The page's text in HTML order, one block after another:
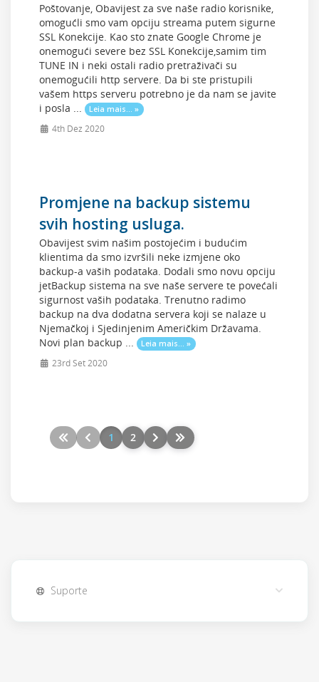
Poštovanje, Obavijest za sve naše radio korisnike,
omogućli smo vam opciju streama putem sigurne
SSL Konekcije. Kao sto znate Google Chrome je
onemogući severe bez SSL Konekcije,samim tim
TUNE IN i neki ostali radio pretraživači su
onemogućili http servere. Da bi ste pristupili
vašem https serveru potrebno je da nam se javite
i posla ...
Leia mais... »
4th Dez 2020
Promjene na backup sistemu
svih hosting usluga.
Obavijest svim našim postojećim i budućim
klientima da smo izvršili neke izmjene oko
backup-a vaših podataka. Dodali smo novu opciju
jetBackup sistema na sve naše servere te povećali
sigurnost vaših podataka. Trenutno radimo
backup na dva dodatna servera koji se nalaze u
Njemačkoj i Sjedinjenim Američkim Državama.
Novi plan backup ...
Leia mais... »
23rd Set 2020
1 2
Suporte